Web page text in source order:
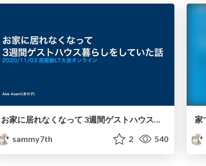
お家に居れなくなって 3週間ゲストハウス暮らしをしていた話
sammy7th
2 540